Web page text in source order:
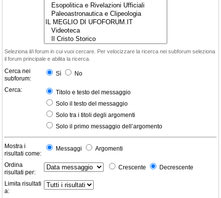
Seleziona il/i forum in cui vuoi cercare. Per velocizzare la ricerca nei subforum seleziona
il forum principale e abilita la ricerca.
Cerca nei
subforum:
Sì No
Cerca:
Titolo e testo del messaggio
Solo il testo del messaggio
Solo tra i titoli degli argomenti
Solo il primo messaggio dell’argomento
Mostra i
risultati come:
Messaggi Argomenti
Ordina
risultati per:
Crescente Decrescente
Limita risultati
a: